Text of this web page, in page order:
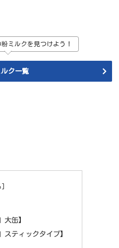
ミルクを見つけよう！
ルク一覧
大缶】
スティックタイプ】